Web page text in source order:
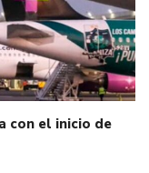
con el inicio de